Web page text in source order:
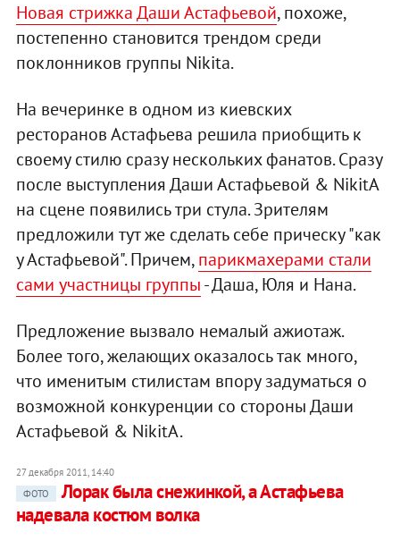
Новая стрижка Даши Астафьевой, похоже,
постепенно становится трендом среди
поклонников группы Nikita.
На вечеринке в одном из киевских
ресторанов Астафьева решила приобщить к
своему стилю сразу нескольких фанатов. Сразу
после выступления Даши Астафьевой & NikitA
на сцене появились три стула. Зрителям
предложили тут же сделать себе прическу "как
у Астафьевой". Причем,парикмахерами стали
сами участницы группы- Даша, Юля и Нана.
Предложение вызвало немалый ажиотаж.
Более того, желающих оказалось так много,
что именитым стилистам впору задуматься о
возможной конкуренции со стороны Даши
Астафьевой & NikitA.
27 декабря 2011, 14:40
ФОТО
Лорак была снежинкой, а Астафьева
надевала костюм волка